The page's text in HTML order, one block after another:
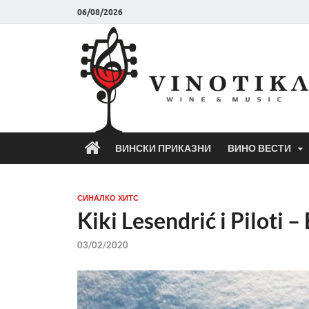
06/08/2026
ВИНСКИ ПРИКАЗНИ ВИНО ВЕСТИ
СИНАЛКО ХИТС
Kiki Lesendrić i Piloti –
03/02/2020